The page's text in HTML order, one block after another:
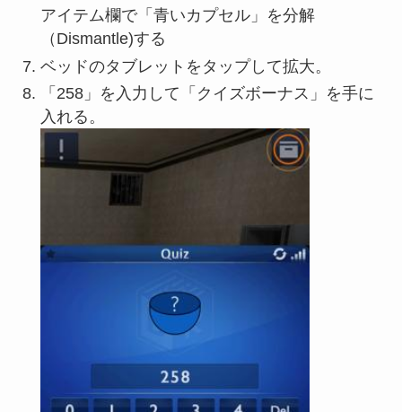
アイテム欄で「青いカプセル」を分解
（Dismantle)する
ベッドのタブレットをタップして拡大。
「258」を入力して「クイズボーナス」を手に
入れる。